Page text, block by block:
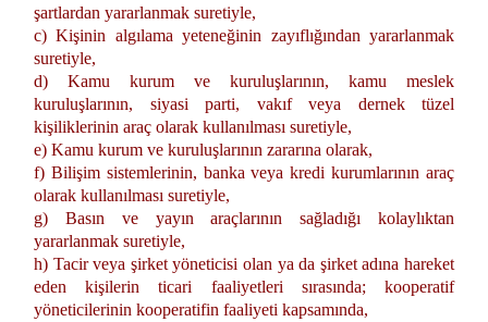
şartlardan yararlanmak suretiyle,
c) Kişinin algılama yeteneğinin zayıflığından yararlanmak
suretiyle,
d) Kamu kurum ve kuruluşlarının, kamu meslek
kuruluşlarının, siyasi parti, vakıf veya dernek tüzel
kişiliklerinin araç olarak kullanılması suretiyle,
e) Kamu kurum ve kuruluşlarının zararına olarak,
f) Bilişim sistemlerinin, banka veya kredi kurumlarının araç
olarak kullanılması suretiyle,
g) Basın ve yayın araçlarının sağladığı kolaylıktan
yararlanmak suretiyle,
h) Tacir veya şirket yöneticisi olan ya da şirket adına hareket
eden kişilerin ticari faaliyetleri sırasında; kooperatif
yöneticilerinin kooperatifin faaliyeti kapsamında,